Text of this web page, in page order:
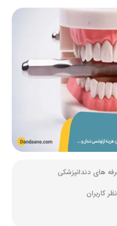
های دندانپزشکی